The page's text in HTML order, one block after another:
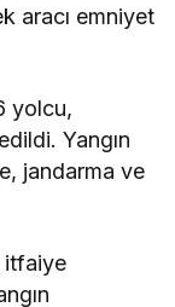
aracı emniyet
yolcu,
Yangın
jandarma ve
itfaiye